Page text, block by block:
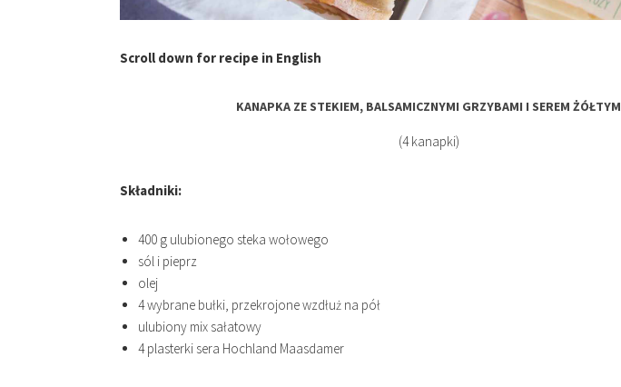
Scroll down for recipe in English
KANAPKA ZE STEKIEM, BALSAMICZNYMI GRZYBAMI I SEREM ŻÓŁTYM
(4 kanapki)
Składniki:
400 g ulubionego steka wołowego
sól i pieprz
olej
4 wybrane bułki, przekrojone wzdłuż na pół
ulubiony mix sałatowy
4 plasterki sera Hochland Maasdamer